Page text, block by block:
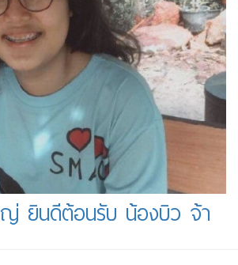
ยินดีต้อนรับ น้องบิว จ้า